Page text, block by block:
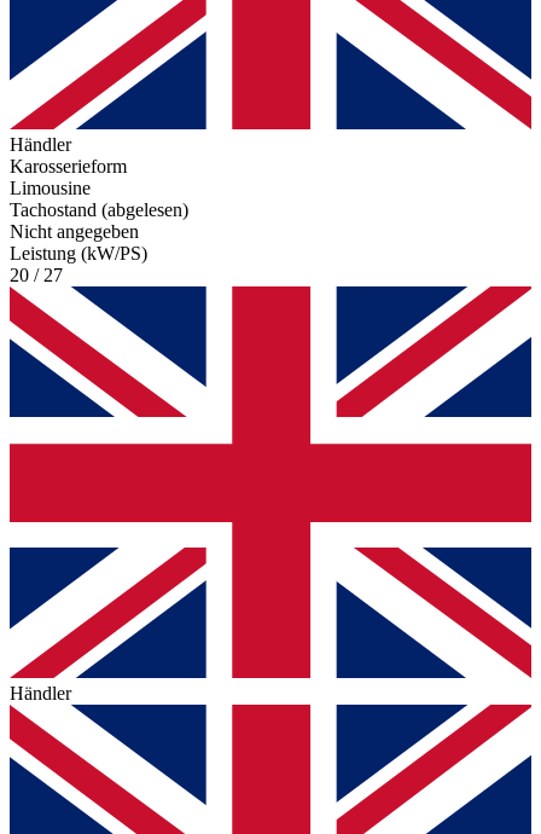
Händler
Karosserieform
Limousine
Tachostand (abgelesen)
Nicht angegeben
Leistung (kW/PS)
20 / 27
Händler